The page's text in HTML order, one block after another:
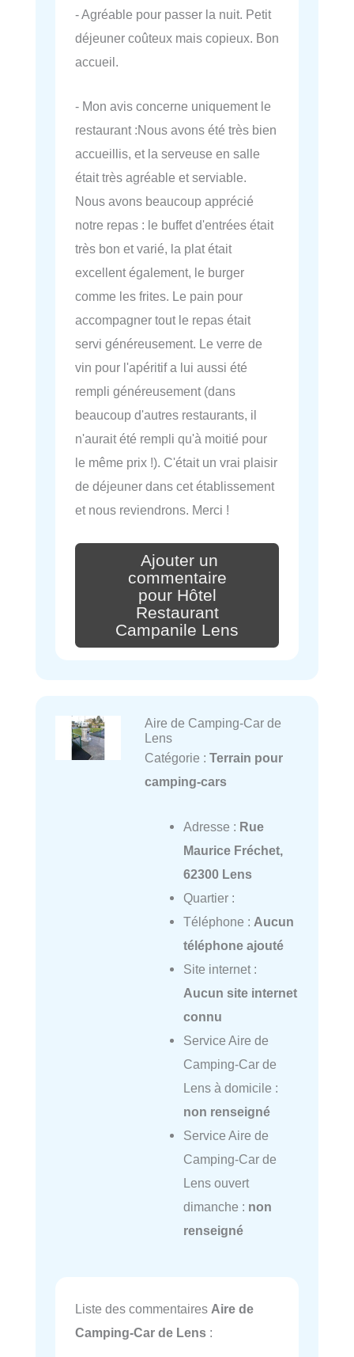
- Agréable pour passer la nuit. Petit
déjeuner coûteux mais copieux. Bon
accueil.
- Mon avis concerne uniquement le
restaurant :Nous avons été très bien
accueillis, et la serveuse en salle
était très agréable et serviable.
Nous avons beaucoup apprécié
notre repas : le buffet d'entrées était
très bon et varié, la plat était
excellent également, le burger
comme les frites. Le pain pour
accompagner tout le repas était
servi généreusement. Le verre de
vin pour l'apéritif a lui aussi été
rempli généreusement (dans
beaucoup d'autres restaurants, il
n'aurait été rempli qu'à moitié pour
le même prix !). C'était un vrai plaisir
de déjeuner dans cet établissement
et nous reviendrons. Merci !
Ajouter un
commentaire
pour Hôtel
Restaurant
Campanile Lens
Aire de Camping-Car de
Lens
Catégorie : Terrain pour
camping-cars
Adresse : Rue
Maurice Fréchet,
62300 Lens
Quartier :
Téléphone : Aucun
téléphone ajouté
Site internet :
Aucun site internet
connu
Service Aire de
Camping-Car de
Lens à domicile :
non renseigné
Service Aire de
Camping-Car de
Lens ouvert
dimanche : non
renseigné
Liste des commentaires Aire de
Camping-Car de Lens :